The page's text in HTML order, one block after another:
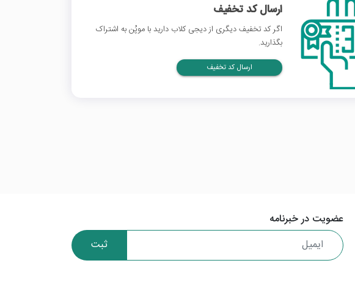
ارسال کد تخفیف
اگر کد تخفیف دیگری از دیجی کلاب دارید با موپُن به اشتراک
بگذارید.
ارسال کد تخفیف
عضویت در خبرنامه
ثبت